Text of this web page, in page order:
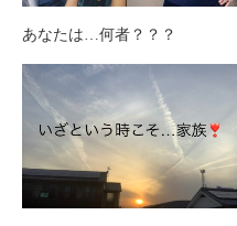
あなたは…何者？？？